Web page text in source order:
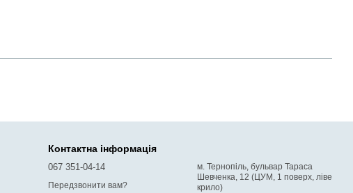
Контактна інформація
067 351-04-14
Передзвонити вам?
м. Тернопіль, бульвар Тараса
Шевченка, 12 (ЦУМ, 1 поверх, ліве
крило)